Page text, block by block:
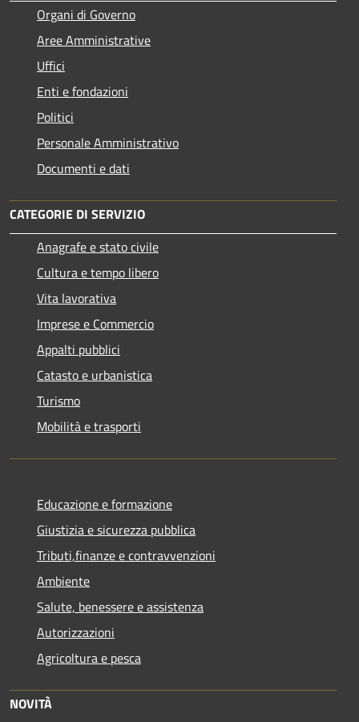
Organi di Governo
Aree Amministrative
Uffici
Enti e fondazioni
Politici
Personale Amministrativo
Documenti e dati
CATEGORIE DI SERVIZIO
Anagrafe e stato civile
Cultura e tempo libero
Vita lavorativa
Imprese e Commercio
Appalti pubblici
Catasto e urbanistica
Turismo
Mobilità e trasporti
Educazione e formazione
Giustizia e sicurezza pubblica
Tributi,finanze e contravvenzioni
Ambiente
Salute, benessere e assistenza
Autorizzazioni
Agricoltura e pesca
NOVITÀ